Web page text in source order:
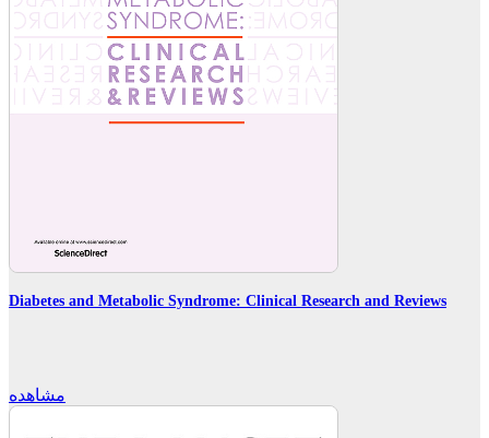
Diabetes and Metabolic Syndrome: Clinical Research and Reviews
مشاهده